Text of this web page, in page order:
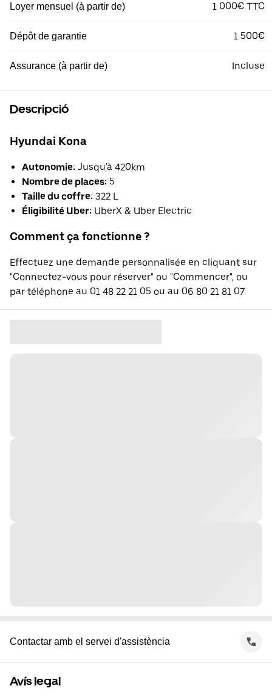
Loyer mensuel (à partir de) 1 000€ TTC
Dépôt de garantie 1 500€
Assurance (à partir de) Incluse
Descripció
Hyundai Kona
Autonomie: Jusqu'à 420km
Nombre de places: 5
Taille du coffre: 322 L
Éligibilité Uber: UberX & Uber Electric
Comment ça fonctionne ?
Effectuez une demande personnalisée en cliquant sur
"Connectez-vous pour réserver" ou "Commencer", ou
par téléphone au 01 48 22 21 05 ou au 06 80 21 81 07.
Contactar amb el servei d'assistència
Avís legal